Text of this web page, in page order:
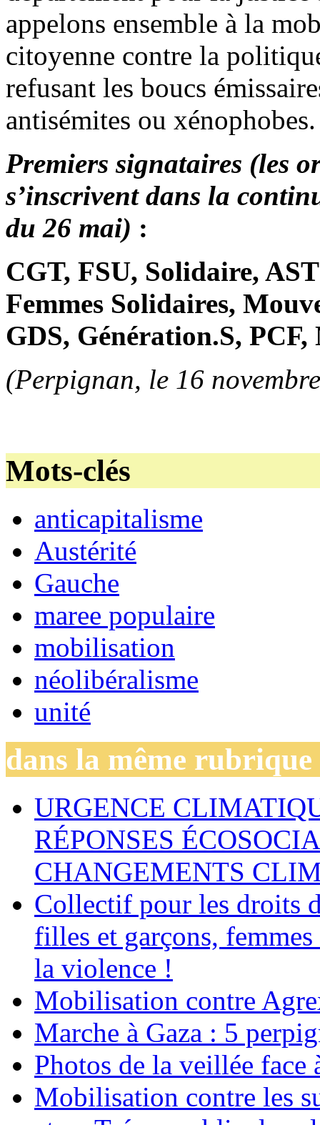
appelons ensemble à la
citoyenne contre la
refusant les boucs
antisémites ou xénophobes.
Premiers signataires (les
s’inscrivent dans la
du 26 mai) :
CGT, FSU, Solidaire,
Femmes Solidaires,
GDS, Génération.S, PCF,
(Perpignan, le 16
Mots-clés
anticapitalisme
Austérité
Gauche
maree populaire
mobilisation
néolibéralisme
unité
dans la même rubrique
URGENCE
RÉPONSES
CHANGEMENTS
Collectif pour les droits
filles et garçons,
la violence !
Mobilisation contre
Marche à Gaza : 5
Photos de la veillée face
Mobilisation contre les